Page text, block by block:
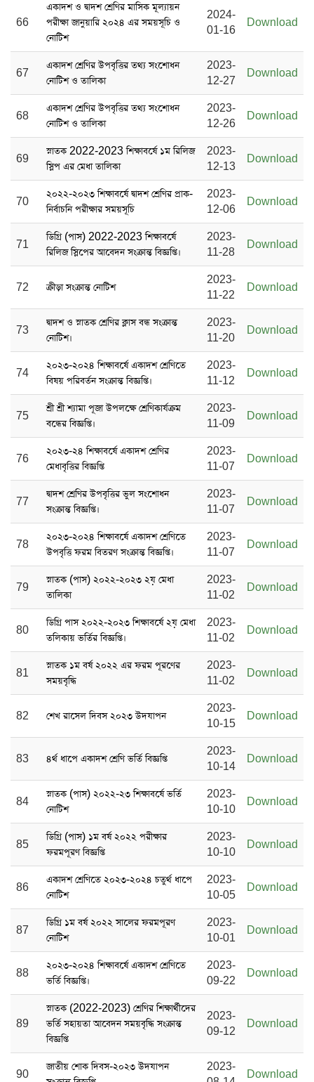
66
একাদশ ও দ্বাদশ শ্রেণির মাসিক মূল্যায়ন
পরীক্ষা জানুয়ারি ২০২৪ এর সময়সূচি ও
নোটিশ
2024-
01-16
Download
67
একাদশ শ্রেণির উপবৃত্তির তথ্য সংশোধন
নোটিশ ও তালিকা
2023-
12-27
Download
68
একাদশ শ্রেণির উপবৃত্তির তথ্য সংশোধন
নোটিশ ও তালিকা
2023-
12-26
Download
69
স্নাতক 2022-2023 শিক্ষাবর্ষে ১ম রিলিজ
স্লিপ এর মেধা তালিকা
2023-
12-13
Download
70
২০২২-২০২৩ শিক্ষাবর্ষে দ্বাদশ শ্রেণির প্রাক-
নির্বাচনি পরীক্ষার সময়সূচি
2023-
12-06
Download
71
ডিগ্রি (পাস) 2022-2023 শিক্ষাবর্ষে
রিলিজ স্লিপের আবেদন সংক্রান্ত বিজ্ঞপ্তি।
2023-
11-28
Download
72 ক্রীড়া সংক্রান্ত নোটিশ
2023-
11-22
Download
73
দ্বাদশ ও স্নাতক শ্রেণির ক্লাস বন্ধ সংক্রান্ত
নোটিশ।
2023-
11-20
Download
74
২০২৩-২০২৪ শিক্ষাবর্ষে একাদশ শ্রেণিতে
বিষয় পরিবর্তন সংক্রান্ত বিজ্ঞপ্তি।
2023-
11-12
Download
75
শ্রী শ্রী শ্যামা পূজা উপলক্ষে শ্রেণিকার্যক্রম
বন্ধের বিজ্ঞপ্তি।
2023-
11-09
Download
76
২০২৩-২৪ শিক্ষাবর্ষে একাদশ শ্রেণির
মেধাবৃত্তির বিজ্ঞপ্তি
2023-
11-07
Download
77
দ্বাদশ শ্রেণির উপবৃত্তির ভুল সংশোধন
সংক্রান্ত বিজ্ঞপ্তি।
2023-
11-07
Download
78
২০২৩-২০২৪ শিক্ষাবর্ষে একাদশ শ্রেণিতে
উপবৃত্তি ফরম বিতরণ সংক্রান্ত বিজ্ঞপ্তি।
2023-
11-07
Download
79
স্নাতক (পাস) ২০২২-২০২৩ ২য় মেধা
তালিকা
2023-
11-02
Download
80
ডিগ্রি পাস ২০২২-২০২৩ শিক্ষাবর্ষে ২য় মেধা
তলিকায় ভর্তির বিজ্ঞপ্তি।
2023-
11-02
Download
81
স্নাতক ১ম বর্ষ ২০২২ এর ফরম পূরণের
সময়বৃদ্ধি
2023-
11-02
Download
82 শেখ রাসেল দিবস ২০২৩ উদযাপন
2023-
10-15
Download
83 ৪র্থ ধাপে একাদশ শ্রেণি ভর্তি বিজ্ঞপ্তি
2023-
10-14
Download
84
স্নাতক (পাস) ২০২২-২৩ শিক্ষাবর্ষে ভর্তি
নোটিশ
2023-
10-10
Download
85
ডিগ্রি (পাস) ১ম বর্ষ ২০২২ পরীক্ষার
ফরমপূরণ বিজ্ঞপ্তি
2023-
10-10
Download
86
একাদশ শ্রেণিতে ২০২৩-২০২৪ চতুর্থ ধাপে
নোটিশ
2023-
10-05
Download
87
ডিগ্রি ১ম বর্ষ ২০২২ সালের ফরমপূরণ
নোটিশ
2023-
10-01
Download
88
২০২৩-২০২৪ শিক্ষাবর্ষে একাদশ শ্রেণিতে
ভর্তি বিজ্ঞপ্তি।
2023-
09-22
Download
89
স্নাতক (2022-2023) শ্রেণির শিক্ষার্থীদের
ভর্তি সহায়তা আবেদন সময়বৃদ্ধি সংক্রান্ত
বিজ্ঞপ্তি
2023-
09-12
Download
90
জাতীয় শোক দিবস-২০২৩ উদযাপন
2023-
Download